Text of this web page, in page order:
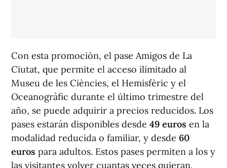
Con esta promoción, el pase Amigos de La
Ciutat, que permite el acceso ilimitado al
Museu de les Ciències, el Hemisfèric y el
Oceanogràfic durante el último trimestre del
año, se puede adquirir a precios reducidos. Los
pases estarán disponibles desde 49 euros en la
modalidad reducida o familiar, y desde 60
euros para adultos. Estos pases permiten a los y
las visitantes volver cuantas veces quieran,